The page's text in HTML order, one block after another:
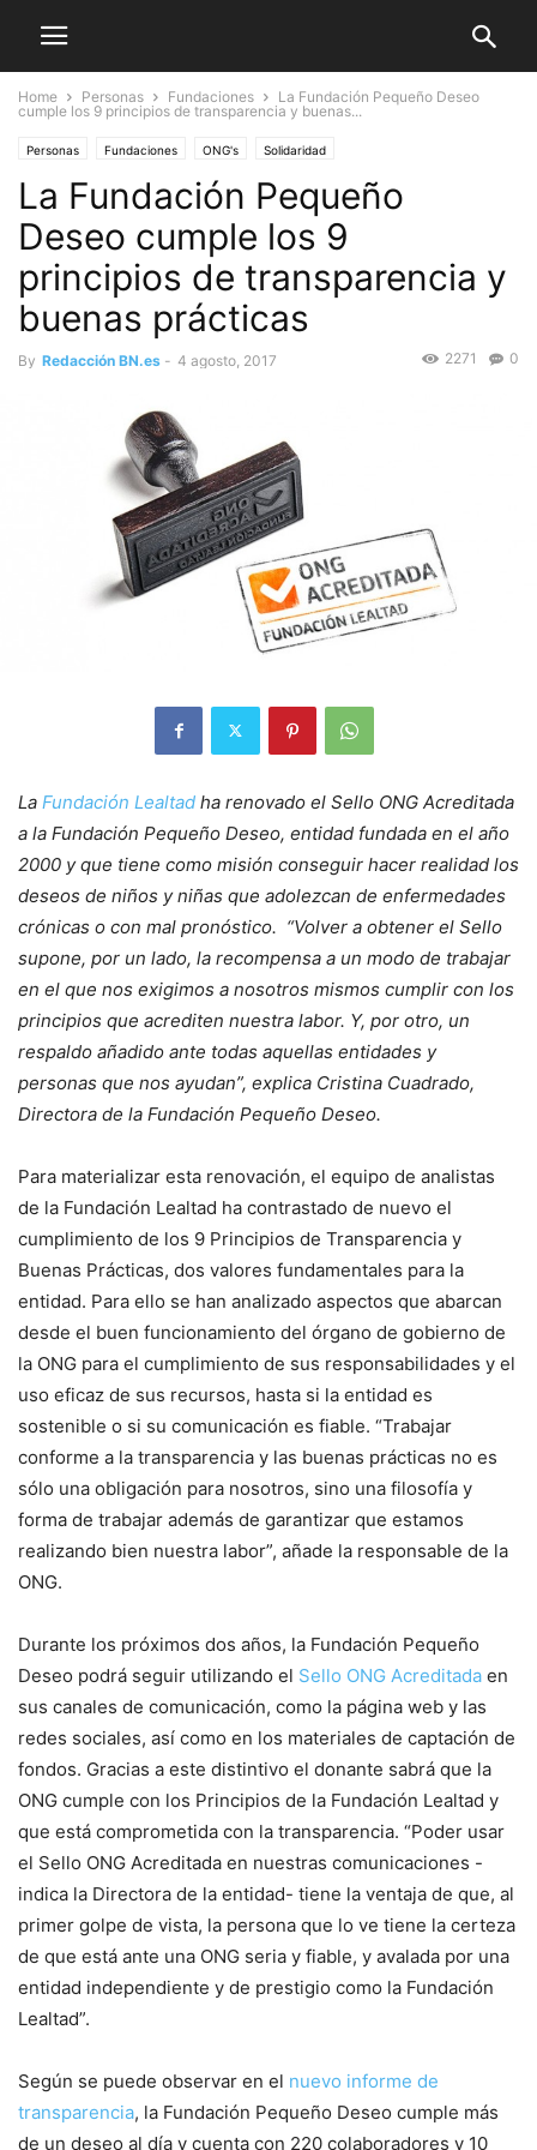
Home Personas Fundaciones
La Fundación Pequeño Deseo
cumple los 9 principios de transparencia y buenas...
Personas Fundaciones ONG's Solidaridad
La Fundación Pequeño
Deseo cumple los 9
principios de transparencia y
buenas prácticas
By Redacción BN.es - 4 agosto, 2017 0
2271
La Fundación Lealtad ha renovado el Sello ONG Acreditada
a la Fundación Pequeño Deseo, entidad fundada en el año
2000 y que tiene como misión conseguir hacer realidad los
deseos de niños y niñas que adolezcan de enfermedades
crónicas o con mal pronóstico. “Volver a obtener el Sello
supone, por un lado, la recompensa a un modo de trabajar
en el que nos exigimos a nosotros mismos cumplir con los
principios que acrediten nuestra labor. Y, por otro, un
respaldo añadido ante todas aquellas entidades y
personas que nos ayudan”, explica Cristina Cuadrado,
Directora de la Fundación Pequeño Deseo.
Para materializar esta renovación, el equipo de analistas
de la Fundación Lealtad ha contrastado de nuevo el
cumplimiento de los 9 Principios de Transparencia y
Buenas Prácticas, dos valores fundamentales para la
entidad. Para ello se han analizado aspectos que abarcan
desde el buen funcionamiento del órgano de gobierno de
la ONG para el cumplimiento de sus responsabilidades y el
uso eficaz de sus recursos, hasta si la entidad es
sostenible o si su comunicación es fiable. “Trabajar
conforme a la transparencia y las buenas prácticas no es
sólo una obligación para nosotros, sino una filosofía y
forma de trabajar además de garantizar que estamos
realizando bien nuestra labor”, añade la responsable de la
ONG.
Durante los próximos dos años, la Fundación Pequeño
Deseo podrá seguir utilizando el Sello ONG Acreditada en
sus canales de comunicación, como la página web y las
redes sociales, así como en los materiales de captación de
fondos. Gracias a este distintivo el donante sabrá que la
ONG cumple con los Principios de la Fundación Lealtad y
que está comprometida con la transparencia. “Poder usar
el Sello ONG Acreditada en nuestras comunicaciones -
indica la Directora de la entidad- tiene la ventaja de que, al
primer golpe de vista, la persona que lo ve tiene la certeza
de que está ante una ONG seria y fiable, y avalada por una
entidad independiente y de prestigio como la Fundación
Lealtad”.
Según se puede observar en el nuevo informe de
transparencia, la Fundación Pequeño Deseo cumple más
de un deseo al día y cuenta con 220 colaboradores y 10